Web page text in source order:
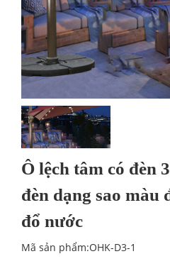
Ô lệch tâm có đèn
đèn dạng sao màu
đổ nước
Mã sản phẩm:OHK-D3-1